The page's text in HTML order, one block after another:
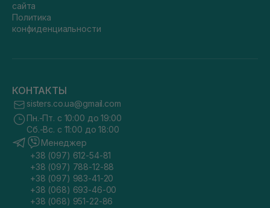
сайта
Политика
конфиденциальности
КОНТАКТЫ
sisters.co.ua@gmail.com
Пн.-Пт. с 10:00 до 19:00
Сб.-Вс. с 11:00 до 18:00
Менеджер
+38 (097) 612-54-81
+38 (097) 788-12-88
+38 (097) 983-41-20
+38 (068) 693-46-00
+38 (068) 951-22-86